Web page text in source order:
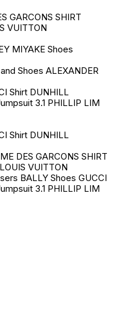
GARCONS SHIRT
VUITTON
MIYAKE Shoes
Shoes ALEXANDER
Shirt DUNHILL
3.1 PHILLIP LIM
Shirt DUNHILL
DES GARCONS SHIRT
VUITTON
BALLY Shoes GUCCI
3.1 PHILLIP LIM